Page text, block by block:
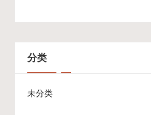
分类
未分类